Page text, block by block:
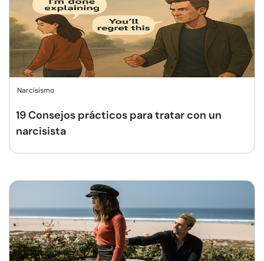
Narcisismo
19 Consejos prácticos para tratar con un
narcisista